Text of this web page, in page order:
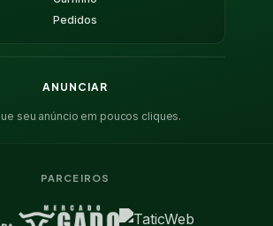
Pedidos
ANUNCIAR
seu anúncio em poucos cliques.
PARCEIROS